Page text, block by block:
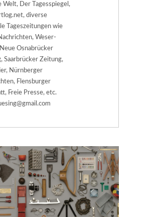
Welt, Der Tagesspiegel,
diverse
Tageszeitungen wie
Weser-
Osnabrücker
Saarbrücker Zeitung,
Nürnberger
Flensburger
Freie Presse, etc.